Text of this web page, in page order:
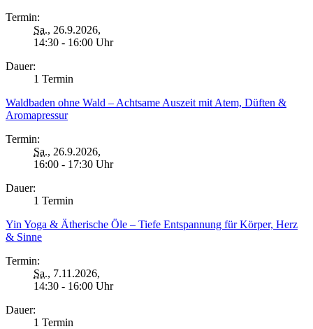
Termin:
Sa., 26.9.2026,
14:30 - 16:00 Uhr
Dauer:
1 Termin
Waldbaden ohne Wald – Achtsame Auszeit mit Atem, Düften &
Aromapressur
Termin:
Sa., 26.9.2026,
16:00 - 17:30 Uhr
Dauer:
1 Termin
Yin Yoga & Ätherische Öle – Tiefe Entspannung für Körper, Herz
& Sinne
Termin:
Sa., 7.11.2026,
14:30 - 16:00 Uhr
Dauer:
1 Termin